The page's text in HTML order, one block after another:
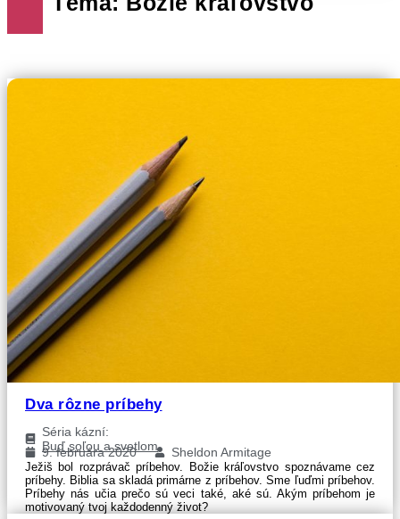
Dva rôzne príbehy
Séria kázní:
Buď soľou a svetlom
9. februára 2020 Sheldon Armitage
Ježiš bol rozprávač príbehov. Božie kráľovstvo spoznávame cez
príbehy. Biblia sa skladá primárne z príbehov. Sme ľuďmi príbehov.
Príbehy nás učia prečo sú veci také, aké sú. Akým príbehom je
motivovaný tvoj každodenný život?